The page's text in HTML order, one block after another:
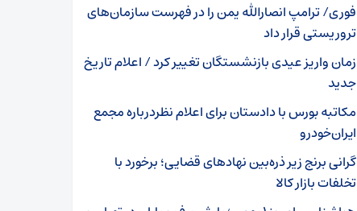
فوری/ ترامپ انصارالله یمن را در فهرست سازمان‌های
تروریستی قرار داد
زمان واریز عیدی بازنشستگان تغییر کرد / اعلام تاریخ
جدید
مکاتبه بورس با دادستان برای اعلام نظردرباره مجمع
ایران‌خودرو
گرانی برنج زیر ذره‌بین نهادهای قضایی؛ برخورد با
تخلفات بازار کالا